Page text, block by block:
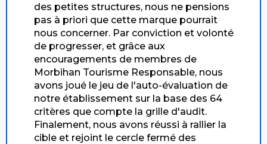
des petites structures, nous ne pensions
pas à priori que cette marque pourrait
nous concerner. Par conviction et volonté
de progresser, et grâce aux
encouragements de membres de
Morbihan Tourisme Responsable, nous
avons joué le jeu de l'auto-évaluation de
notre établissement sur la base des 64
critères que compte la grille d'audit.
Finalement, nous avons réussi à rallier la
cible et rejoint le cercle fermé des